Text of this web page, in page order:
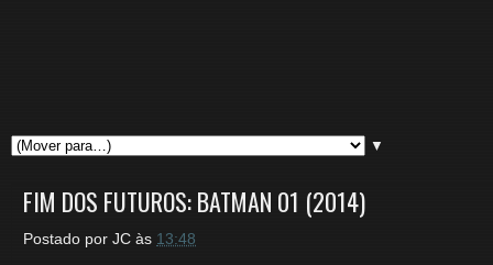
▼
FIM DOS FUTUROS: BATMAN 01 (2014)
Postado por JC às 13:48